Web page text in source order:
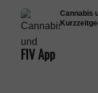
Cannabis
FIV App